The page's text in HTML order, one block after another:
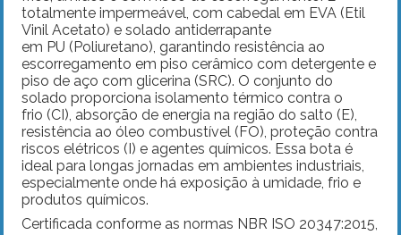
totalmente impermeável, com cabedal em EVA (Etil
Vinil Acetato) e solado antiderrapante
em PU (Poliuretano), garantindo resistência ao
escorregamento em piso cerâmico com detergente e
piso de aço com glicerina (SRC). O conjunto do
solado proporciona isolamento térmico contra o
frio (CI), absorção de energia na região do salto (E),
resistência ao óleo combustível (FO), proteção contra
riscos elétricos (I) e agentes químicos. Essa bota é
ideal para longas jornadas em ambientes industriais,
especialmente onde há exposição à umidade, frio e
produtos químicos.
Certificada conforme as normas NBR ISO 20347:2015,